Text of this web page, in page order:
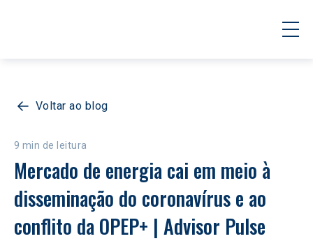
Voltar ao blog
9 min de leitura
Mercado de energia cai em meio à
disseminação do coronavírus e ao
conflito da OPEP+ | Advisor Pulse